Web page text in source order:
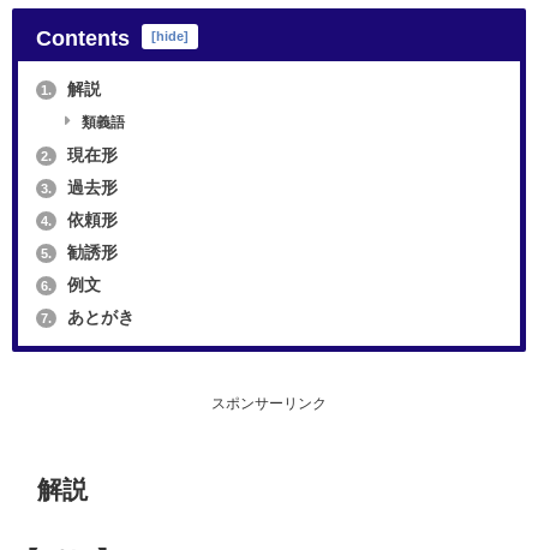
Contents [hide]
1. 解説
類義語
2. 現在形
3. 過去形
4. 依頼形
5. 勧誘形
6. 例文
7. あとがき
スポンサーリンク
解説